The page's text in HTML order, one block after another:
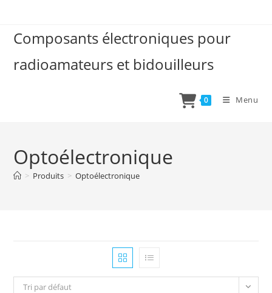
contentComposants électroniques pour
radioamateurs et bidouilleurs
0 Menu
Optoélectronique
> Produits > Optoélectronique
Tri par défaut